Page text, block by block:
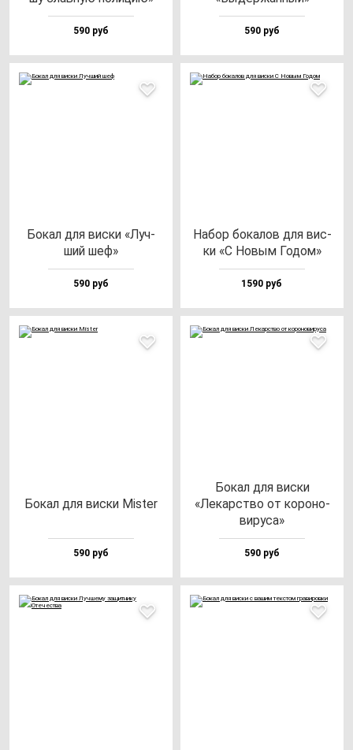
590 руб 590 руб
Бокал для вис­ки «Луч­
ший шеф»
590 руб
Набор бо­ка­лов для вис­
ки «С Новым Годом»
1590 руб
Бокал для вис­ки Mis­ter
590 руб
Бокал для вис­ки
«Лекарс­тво от ко­ро­но­
ви­ру­са»
590 руб